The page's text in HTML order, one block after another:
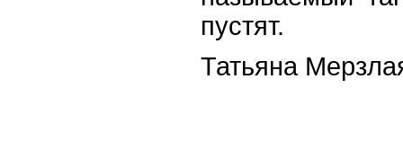
пустят.
Татьяна